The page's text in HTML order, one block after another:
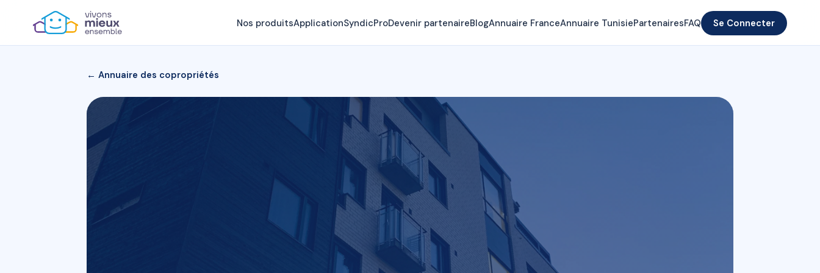
Nos produitsApplicationSyndicProDevenir partenaireBlogAnnuaire FranceAnnuaire TunisiePartenairesFAQ Se Connecter
← Annuaire des copropriétés